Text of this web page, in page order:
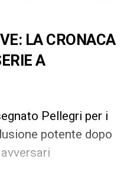
LA CRONACA
A
Pellegri per i
potente dopo